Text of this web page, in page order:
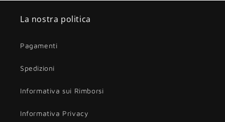
La nostra politica
Pagamenti
Spedizioni
Informativa sui Rimborsi
Informativa Privacy